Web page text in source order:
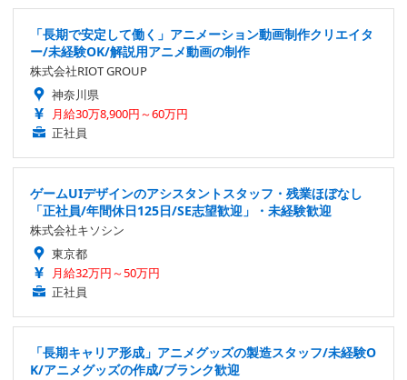
「長期で安定して働く」アニメーション動画制作クリエイタ
ー/未経験OK/解説用アニメ動画の制作
株式会社RIOT GROUP
神奈川県
月給30万8,900円～60万円
正社員
ゲームUIデザインのアシスタントスタッフ・残業ほぼなし
「正社員/年間休日125日/SE志望歓迎」・未経験歓迎
株式会社キソシン
東京都
月給32万円～50万円
正社員
「長期キャリア形成」アニメグッズの製造スタッフ/未経験O
K/アニメグッズの作成/ブランク歓迎